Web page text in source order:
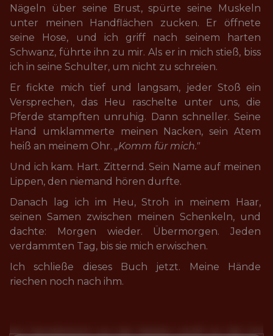
Nägeln über seine Brust, spürte seine Muskeln
unter meinen Handflächen zucken. Er öffnete
seine Hose, und ich griff nach seinem harten
Schwanz, führte ihn zu mir. Als er in mich stieß, biss
ich in seine Schulter, um nicht zu schreien.
Er fickte mich tief und langsam, jeder Stoß ein
Versprechen, das Heu raschelte unter uns, die
Pferde stampften unruhig. Dann schneller. Seine
Hand umklammerte meinen Nacken, sein Atem
heiß an meinem Ohr. „Komm für mich."
Und ich kam. Hart. Zitternd. Sein Name auf meinen
Lippen, den niemand hören durfte.
Danach lag ich im Heu, Stroh in meinem Haar,
seinen Samen zwischen meinen Schenkeln, und
dachte: Morgen wieder. Übermorgen. Jeden
verdammten Tag, bis sie mich erwischen.
Ich schließe dieses Buch jetzt. Meine Hände
riechen noch nach ihm.